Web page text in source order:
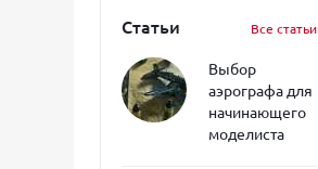
Статьи Все статьи
Выбор
аэрографа для
начинающего
моделиста